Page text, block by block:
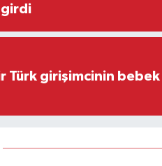
Türk girişimcinin